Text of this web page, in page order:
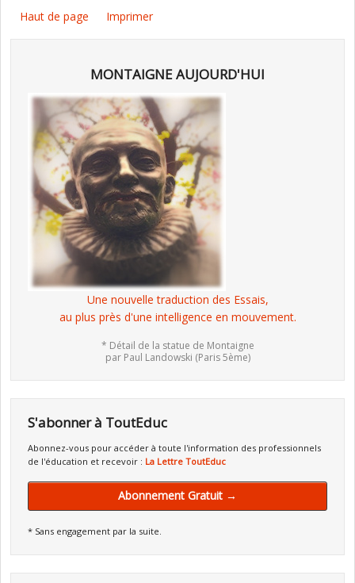
Haut de page Imprimer
MONTAIGNE AUJOURD'HUI
Une nouvelle traduction des Essais,
au plus près d'une intelligence en mouvement.
* Détail de la statue de Montaigne
par Paul Landowski (Paris 5ème)
S'abonner à ToutEduc
Abonnez-vous pour accéder à toute l'information des professionnels
de l'éducation et recevoir : La Lettre ToutEduc
Abonnement Gratuit →
* Sans engagement par la suite.